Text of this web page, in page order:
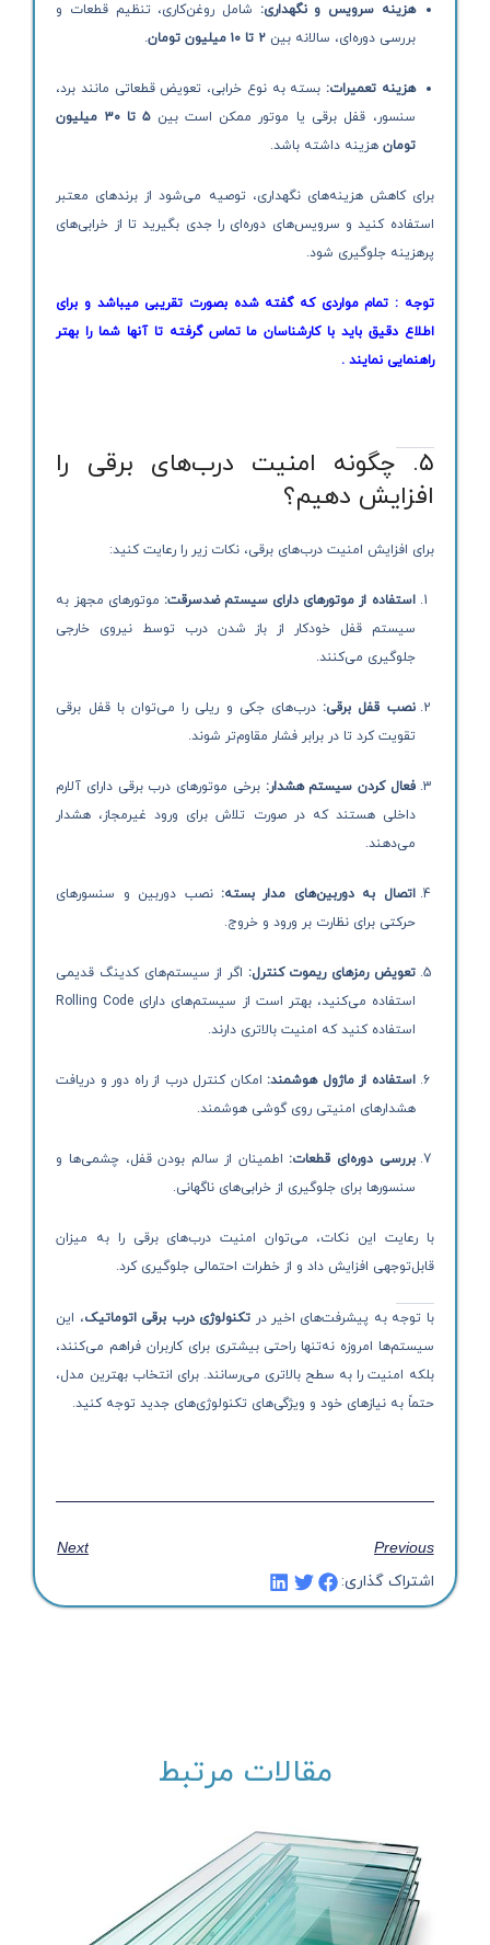
هزینه سرویس و نگهداری: شامل روغن‌کاری، تنظیم قطعات و
بررسی دوره‌ای، سالانه بین۲ تا ۱۰ میلیون تومان .
هزینه تعمیرات: بسته به نوع خرابی، تعویض قطعاتی مانند برد،
سنسور، قفل برقی یا موتور ممکن است بین
۵ تا ۳۰ میلیون
تومان هزینه داشته باشد.
برای کاهش هزینه‌های نگهداری، توصیه می‌شود از برندهای معتبر
استفاده کنید و سرویس‌های دوره‌ای را جدی بگیرید تا از خرابی‌های
پرهزینه جلوگیری شود.
توجه : تمام مواردی که گفته شده بصورت تقریبی میباشد و برای
اطلاع دقیق باید با کارشناسان ما تماس گرفته تا آنها شما را بهتر
راهنمایی نمایند .
۵. چگونه امنیت درب‌های برقی را
افزایش دهیم؟
برای افزایش امنیت درب‌های برقی، نکات زیر را رعایت کنید:
استفاده از موتورهای دارای سیستم ضدسرقت: موتورهای مجهز به
سیستم قفل خودکار از باز شدن درب توسط نیروی خارجی
جلوگیری می‌کنند.
نصب قفل برقی: درب‌های جکی و ریلی را می‌توان با قفل برقی
تقویت کرد تا در برابر فشار مقاوم‌تر شوند.
فعال کردن سیستم هشدار: برخی موتورهای درب برقی دارای آلارم
داخلی هستند که در صورت تلاش برای ورود غیرمجاز، هشدار
می‌دهند.
اتصال به دوربین‌های مدار بسته: نصب دوربین و سنسورهای
حرکتی برای نظارت بر ورود و خروج.
تعویض رمزهای ریموت کنترل: اگر از سیستم‌های کدینگ قدیمی
استفاده می‌کنید، بهتر است از سیستم‌های دارای Rolling Code
استفاده کنید که امنیت بالاتری دارند.
استفاده از ماژول هوشمند: امکان کنترل درب از راه دور و دریافت
هشدارهای امنیتی روی گوشی هوشمند.
بررسی دوره‌ای قطعات: اطمینان از سالم بودن قفل، چشمی‌ها و
سنسورها برای جلوگیری از خرابی‌های ناگهانی.
با رعایت این نکات، می‌توان امنیت درب‌های برقی را به میزان
قابل‌توجهی افزایش داد و از خطرات احتمالی جلوگیری کرد.
با توجه به پیشرفت‌های اخیر در تکنولوژی درب برقی اتوماتیک، این
سیستم‌ها امروزه نه‌تنها راحتی بیشتری برای کاربران فراهم می‌کنند،
بلکه امنیت را به سطح بالاتری می‌رسانند. برای انتخاب بهترین مدل،
حتماً به نیازهای خود و ویژگی‌های تکنولوژی‌های جدید توجه کنید.
Previous
Next
اشتراک گذاری:
مقالات مرتبط